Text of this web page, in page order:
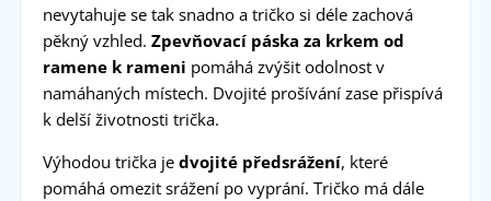
nevytahuje se tak snadno a tričko si déle zachová
pěkný vzhled. Zpevňovací páska za krkem od
ramene k rameni pomáhá zvýšit odolnost v
namáhaných místech. Dvojité prošívání zase přispívá
k delší životnosti trička.
Výhodou trička je dvojité předsrážení, které
pomáhá omezit srážení po vyprání. Tričko má dále